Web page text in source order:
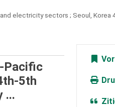
electricity sectors ; Seoul, Korea
Pacific
5th
...